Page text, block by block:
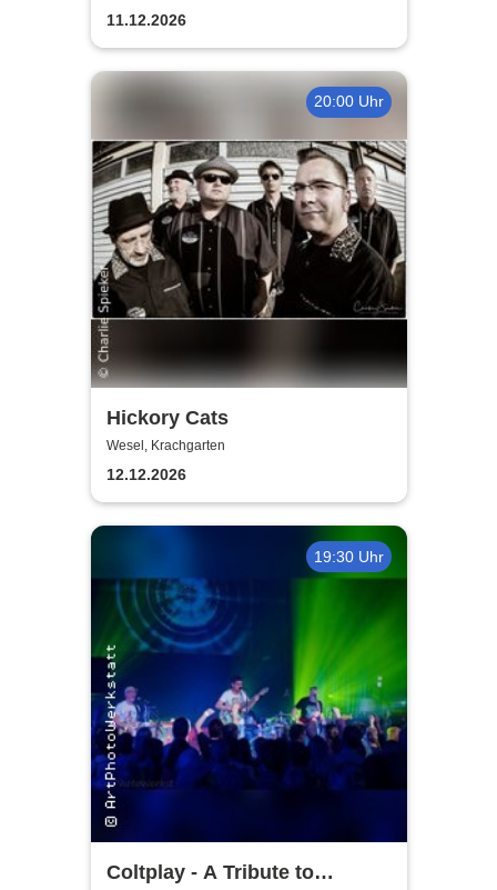
11.12.2026
20:00 Uhr
Hickory Cats
Wesel, Krachgarten
12.12.2026
19:30 Uhr
Coltplay - A Tribute to